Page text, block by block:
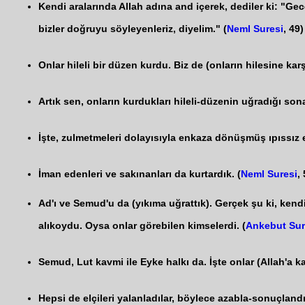
Kendi aralarında Allah adına and içerek, dediler ki:
bizler doğruyu söyleyenleriz, diyelim." (Neml Suresi, 49)
Onlar hileli bir düzen kurdu. Biz de (onların hilesine
Artık sen, onların kurdukları hileli-düzenin uğradığı
İşte, zulmetmeleri dolayısıyla enkaza dönüşmüş
İman edenleri ve sakınanları da kurtardık. (Neml Suresi,
Ad'ı ve Semud'u da (yıkıma uğrattık). Gerçek şu ki,
alıkoydu. Oysa onlar görebilen kimselerdi. (Ankebut
Semud, Lut kavmi ile Eyke halkı da. İşte onlar (Allah'a
Hepsi de elçileri yalanladılar, böylece azabla-